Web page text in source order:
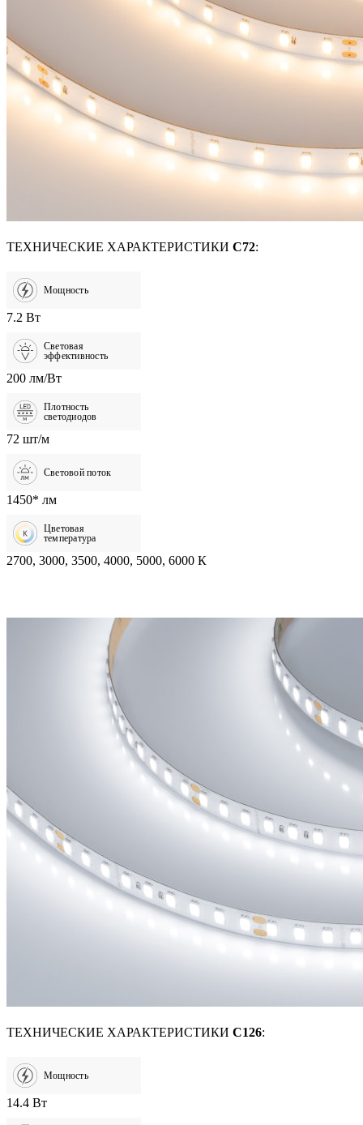
ТЕХНИЧЕСКИЕ ХАРАКТЕРИСТИКИ C72:
Мощность
7.2 Вт
Световая
эффективность
200 лм/Вт
Плотность
светодиодов
72 шт/м
Световой поток
1450* лм
Цветовая
температура
2700, 3000, 3500, 4000, 5000, 6000 К
ТЕХНИЧЕСКИЕ ХАРАКТЕРИСТИКИ C126:
Мощность
14.4 Вт